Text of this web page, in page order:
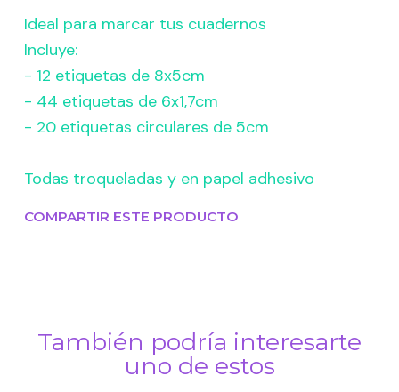
Ideal para marcar tus cuadernos
Incluye:
- 12 etiquetas de 8x5cm
- 44 etiquetas de 6x1,7cm
- 20 etiquetas circulares de 5cm
Todas troqueladas y en papel adhesivo
COMPARTIR ESTE PRODUCTO
También podría interesarte
uno de estos